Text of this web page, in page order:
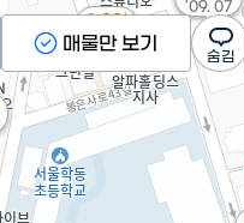
3.8억
36m²
'09. 07
매물만 보기